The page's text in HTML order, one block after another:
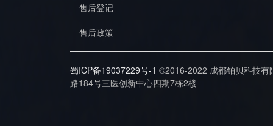
售后登记
售后政策
蜀ICP备19037229号-1 ©2016-2022 成都铂贝科技
路184号三医创新中心四期7栋2楼